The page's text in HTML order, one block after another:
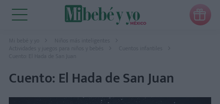

Mi bebé y yo
Niños más inteligentes
Actividades y juegos para niños y bebés
Cuentos infantiles
Cuento: El Hada de San Juan
Cuento: El Hada de San Juan